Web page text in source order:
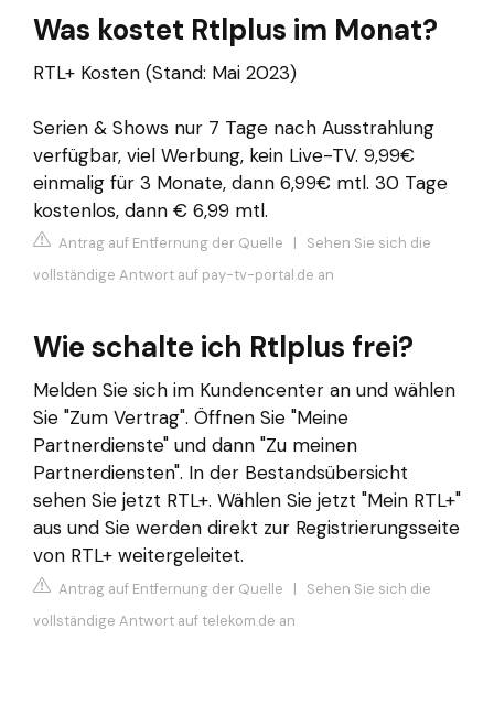
Was kostet Rtlplus im Monat?
RTL+ Kosten (Stand: Mai 2023)
Serien & Shows nur 7 Tage nach Ausstrahlung
verfügbar, viel Werbung, kein Live-TV. 9,99€
einmalig für 3 Monate, dann 6,99€ mtl. 30 Tage
kostenlos, dann € 6,99 mtl.
Antrag auf Entfernung der Quelle | Sehen Sie sich die
vollständige Antwort auf pay-tv-portal.de an
Wie schalte ich Rtlplus frei?
Melden Sie sich im Kundencenter an und wählen
Sie "Zum Vertrag". Öffnen Sie "Meine
Partnerdienste" und dann "Zu meinen
Partnerdiensten". In der Bestandsübersicht
sehen Sie jetzt RTL+. Wählen Sie jetzt "Mein RTL+"
aus und Sie werden direkt zur Registrierungsseite
von RTL+ weitergeleitet.
Antrag auf Entfernung der Quelle | Sehen Sie sich die
vollständige Antwort auf telekom.de an